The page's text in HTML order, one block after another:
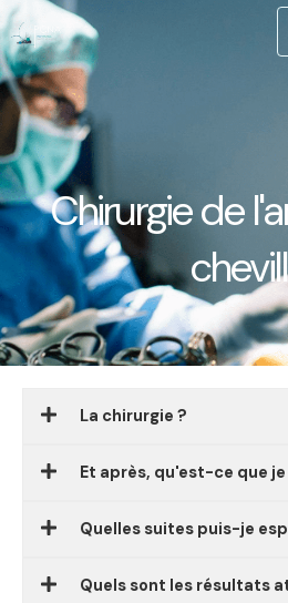
Aller
au
contenu
Chirurgie de
La chirurgie ?
Et après, qu'est-ce que
Quelles suites puis-je
Quels sont les résultats